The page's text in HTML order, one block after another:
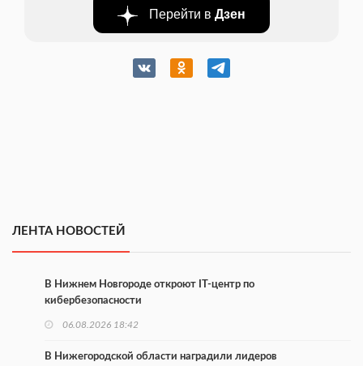
Перейти в Дзен
ЛЕНТА НОВОСТЕЙ
В Нижнем Новгороде откроют IT-центр по
кибербезопасности
06.08.2026 18:42
В Нижегородской области наградили лидеров